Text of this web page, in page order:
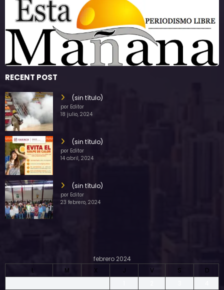
RECENT POST
(sin título)
por Editor
18 julio, 2024
(sin título)
por Editor
14 abril, 2024
(sin título)
por Editor
23 febrero, 2024
febrero 2024
L
M X J V S
D